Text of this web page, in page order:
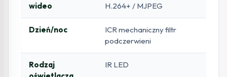
wideo
H.264+ / MJPEG
Dzień/noc
ICR mechaniczny filtr
podczerwieni
Rodzaj
IR LED